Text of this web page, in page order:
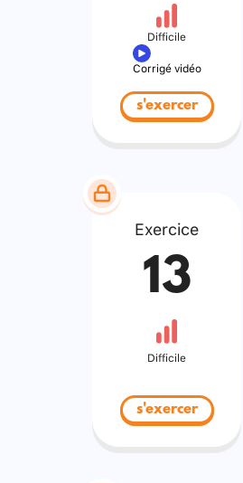
Difficile
Corrigé vidéo
s'exercer
Exercice
13
Difficile
s'exercer